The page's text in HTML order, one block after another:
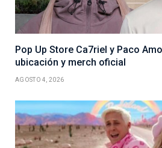
Pop Up Store Ca7riel y Paco
ubicación y merch oficial
AGOSTO 4, 2026